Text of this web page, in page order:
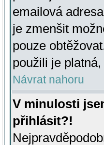
emailová
je zmenšit
pouze
použili je
Návrat nahoru
V minulosti
přihlásit?!